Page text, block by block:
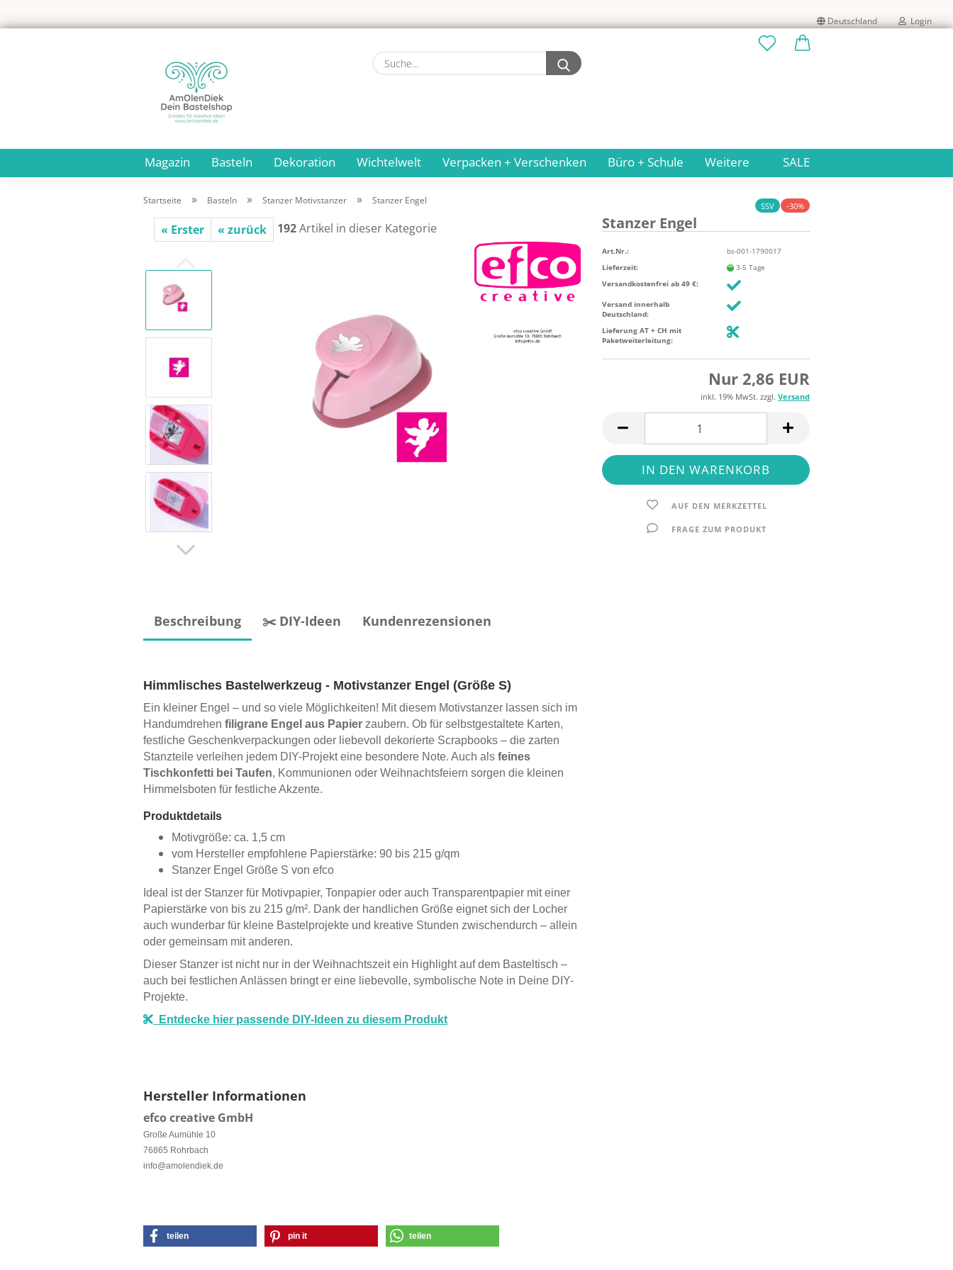
Deutschland Login
Suche...
Magazin Basteln Dekoration Wichtelwelt Verpacken + Verschenken Büro + Schule SALE
Weitere
Startseite » Basteln » Stanzer Motivstanzer » Stanzer Engel
« Erster « zurück 192Artikel in dieser Kategorie
SSV -30%
Stan­zer Engel
Art.Nr.:
bs-001-1790017
Lieferzeit:
3-5 Tage
Versandkostenfrei ab 49 €:
Versand innerhalb
Deutschland:
Lieferung AT + CH mit
Paketweiterleitung:
Nur 2,86 EUR
inkl. 19% MwSt. zzgl. Versand
AUF DEN MERKZETTEL
FRAGE ZUM PRODUKT
Beschreibung ✂️ DIY-Ideen Kundenrezensionen
Himmlisches Bastelwerkzeug - Motivstanzer Engel (Größe S)
Ein kleiner Engel – und so viele Möglichkeiten! Mit diesem Motivstanzer lassen sich im
Handumdrehen filigrane Engel aus Papier zaubern. Ob für selbstgestaltete Karten,
festliche Geschenkverpackungen oder liebevoll dekorierte Scrapbooks – die zarten
Stanzteile verleihen jedem DIY-Projekt eine besondere Note. Auch als feines
Tischkonfetti bei Taufen, Kommunionen oder Weihnachtsfeiern sorgen die kleinen
Himmelsboten für festliche Akzente.
Produktdetails
Motivgröße: ca. 1,5 cm
vom Hersteller empfohlene Papierstärke: 90 bis 215 g/qm
Stanzer Engel Größe S von efco
Ideal ist der Stanzer für Motivpapier, Tonpapier oder auch Transparentpapier mit einer
Papierstärke von bis zu 215 g/m². Dank der handlichen Größe eignet sich der Locher
auch wunderbar für kleine Bastelprojekte und kreative Stunden zwischendurch – allein
oder gemeinsam mit anderen.
Dieser Stanzer ist nicht nur in der Weihnachtszeit ein Highlight auf dem Basteltisch –
auch bei festlichen Anlässen bringt er eine liebevolle, symbolische Note in Deine DIY-
Projekte.
Entdecke hier passende DIY-Ideen zu diesem Produkt
Hersteller Informationen
efco creative GmbH
Große Aumühle 10
76865 Rohrbach
info@amolendiek.de
teilen pin it teilen